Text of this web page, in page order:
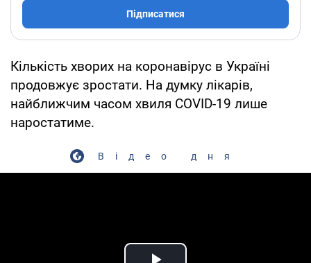
Підписатися
Кількість хворих на коронавірус в Україні
продовжує зростати. На думку лікарів,
найближчим часом хвиля COVID-19 лише
наростатиме.
Відео дня